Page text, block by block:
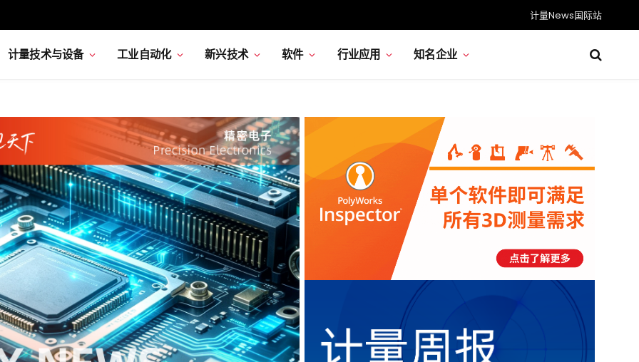
计量News国际站
计量技术与设备 工业自动化 新兴技术 软件 行业应用 知名企业